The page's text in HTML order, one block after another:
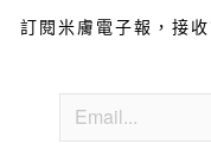
訂閱米膚電子報，接